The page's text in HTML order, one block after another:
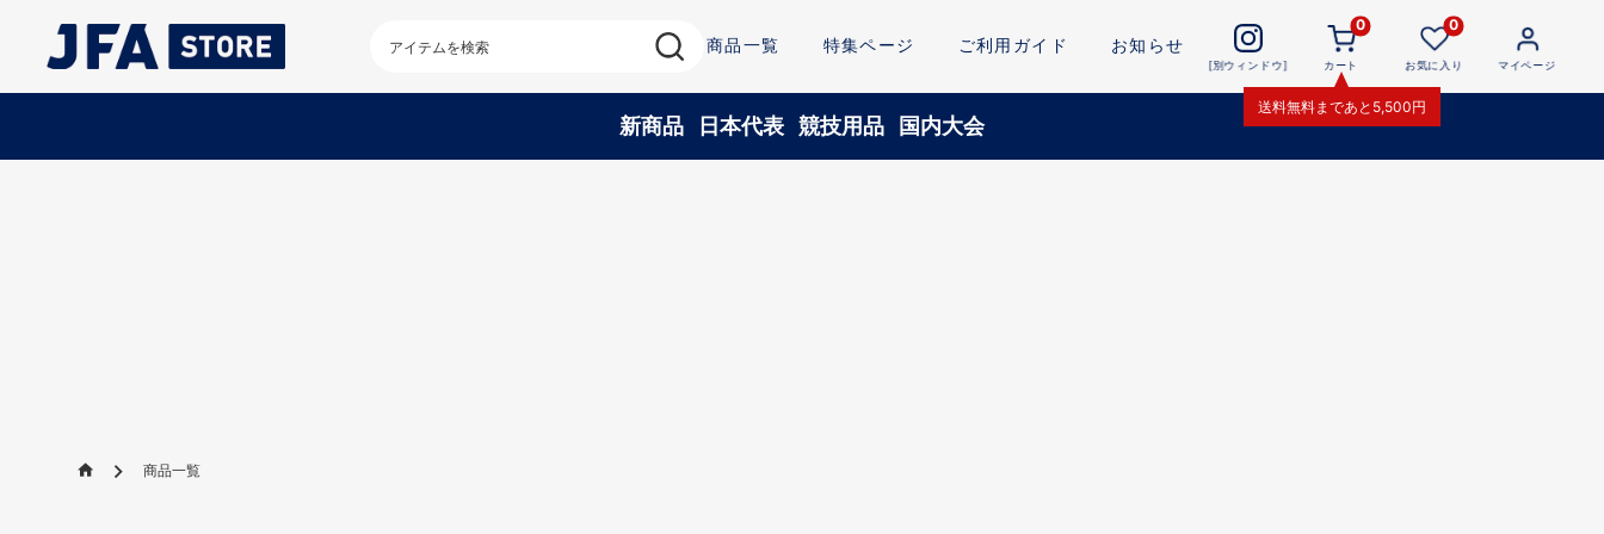
商品一覧 特集ページ ご利用ガイド お知らせ
[別ウィンドウ]
0
カート
送料無料まであと 5,500円
0
お気に入り マイページ
新商品 日本代表 競技用品 国内大会
商品一覧